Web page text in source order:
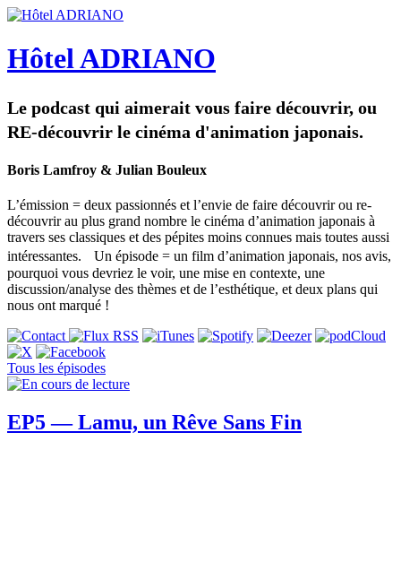
Hôtel ADRIANO
Le podcast qui aimerait vous faire découvrir, ou
RE-découvrir le cinéma d'animation japonais.
Boris Lamfroy & Julian Bouleux
L’émission = deux passionnés et l’envie de faire découvrir ou re-
découvrir au plus grand nombre le cinéma d’animation japonais à
travers ses classiques et des pépites moins connues mais toutes aussi
intéressantes. Un épisode = un film d’animation japonais, nos avis,
pourquoi vous devriez le voir, une mise en contexte, une
discussion/analyse des thèmes et de l’esthétique, et deux plans qui
nous ont marqué !
Tous les épisodes
EP5 — Lamu, un Rêve Sans Fin